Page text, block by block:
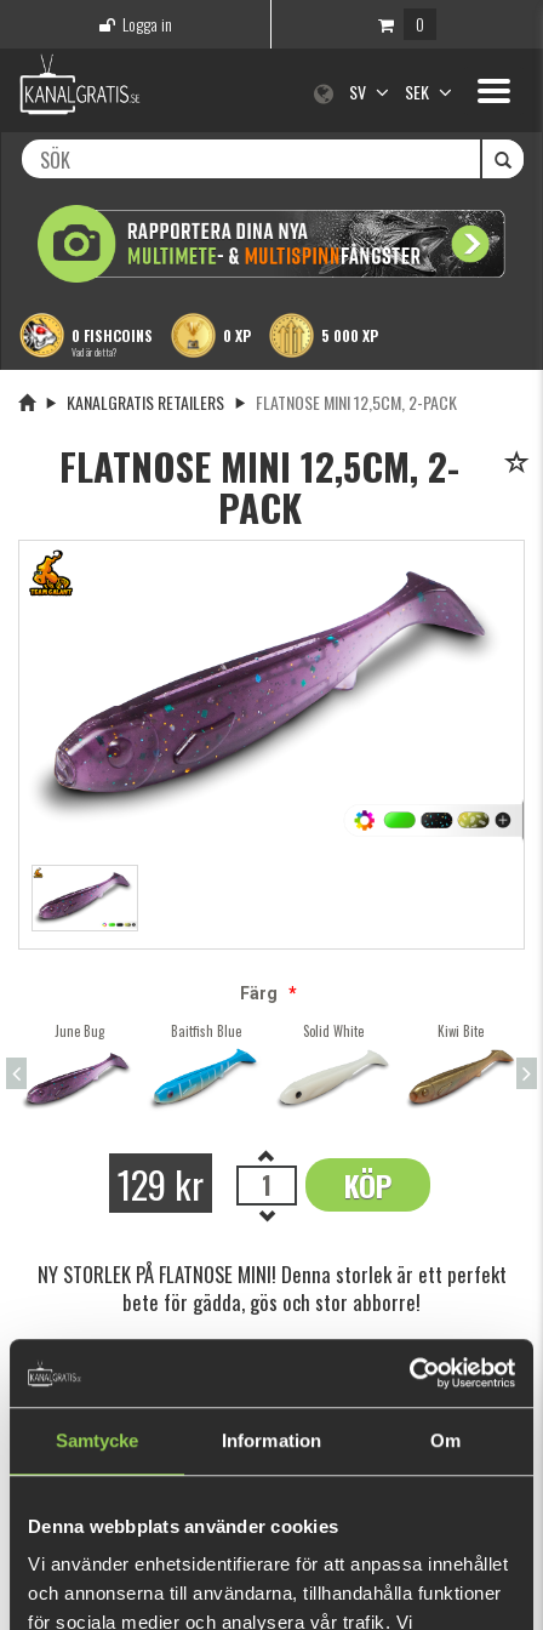
Samtycke Information Om
Denna webbplats använder cookies
Vi använder enhetsidentifierare för att anpassa innehållet
och annonserna till användarna, tillhandahålla funktioner
för sociala medier och analysera vår trafik. Vi
Logga in 0
Toggle
SV SEK
0 FISHCOINS
Vad är detta?
0 XP 5 000 XP
KANALGRATIS RETAILERS FLATNOSE MINI 12,5CM, 2-PACK
FLATNOSE MINI 12,5CM, 2-
PACK
Färg
*
June Bug
Baitfish Blue Solid White Kiwi Bite
129 kr KÖP
OK
NY STORLEK PÅ FLATNOSE MINI! Denna storlek är ett perfekt
bete för gädda, gös och stor abborre!
Den här produkten ger dig 258 fishcoins
Vad är detta?
Finns också tillgänglig iPhotofishdär du kan designa betet
själv.
Flatnose Shad JR 12,5cm passar perfekt med ett